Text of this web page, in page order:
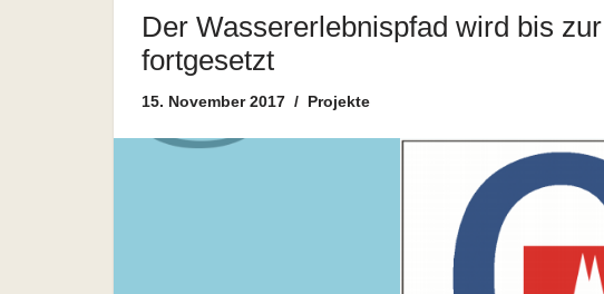
Der Wassererlebnispfad wird bis
fortgesetzt
15. November 2017 Projekte